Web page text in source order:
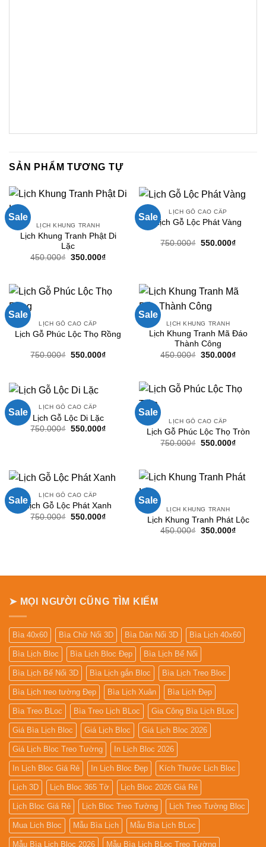
SẢN PHẨM TƯƠNG TỰ
Sale
LỊCH KHUNG TRANH
Lịch Khung Tranh Phật Di
Lặc
450.000₫ Giá
350.000₫Giá
350.000₫.
Sale
LỊCH GỖ CAO CẤP
Lịch Gỗ Lộc Phát Vàng
750.000₫ Giá
550.000₫Giá
Sale
LỊCH GỖ CAO CẤP
Lịch Gỗ Phúc Lộc Thọ Rồng
750.000₫ Giá
550.000₫Giá
550.000₫.
Sale
LỊCH KHUNG TRANH
Lịch Khung Tranh Mã Đáo
Thành Công
450.000₫ Giá
350.000₫Giá
Sale
LỊCH GỖ CAO CẤP
Lịch Gỗ Lộc Di Lặc
750.000₫ Giá
550.000₫Giá
Sale
LỊCH GỖ CAO CẤP
Lịch Gỗ Phúc Lộc Thọ Tròn
750.000₫ Giá
550.000₫Giá
Sale
LỊCH GỖ CAO CẤP
Lịch Gỗ Lộc Phát Xanh
750.000₫ Giá
550.000₫Giá
Sale
LỊCH KHUNG TRANH
Lịch Khung Tranh Phát Lộc
450.000₫ Giá
350.000₫Giá
➤ MỌI NGƯỜI CŨNG TÌM KIẾM
Bìa 40x60 Bìa Chữ Nổi 3D Bìa Dán Nổi 3D Bìa Lịch 40x60
Bìa Lịch Bloc Bìa Lịch Bloc Đẹp Bìa Lịch Bế Nổi
Bìa Lịch Bế Nổi 3D Bìa Lịch gắn Bloc Bìa Lịch Treo Bloc
Bìa Lịch treo tường Đẹp Bìa Lịch Xuân Bìa Lịch Đẹp
Bìa Treo BLoc Bìa Treo Lịch BLoc Gia Công Bìa Lịch BLoc
Giá Bìa Lịch Bloc Giá Lịch Bloc Giá Lịch Bloc 2026
Giá Lịch Bloc Treo Tường In Lịch Bloc 2026
In Lịch Bloc Giá Rẻ In Lịch Bloc Đẹp Kích Thước Lịch Bloc
Lịch 3D Lịch Bloc 365 Tờ Lịch Bloc 2026 Giá Rẻ
Lịch Bloc Giá Rẻ Lịch Bloc Treo Tường Lịch Treo Tường Bloc
Mua Lich Bloc Mẫu Bìa Lịch Mẫu Bìa Lịch BLoc
Mẫu Bìa Lịch Bloc 2026 Mẫu Bìa Lịch BLoc Treo Tường